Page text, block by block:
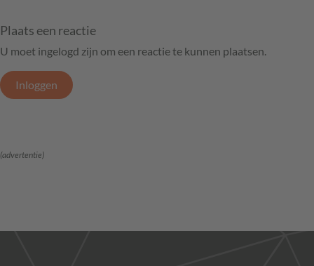
Plaats een reactie
U moet ingelogd zijn om een reactie te kunnen plaatsen.
Inloggen
(advertentie)